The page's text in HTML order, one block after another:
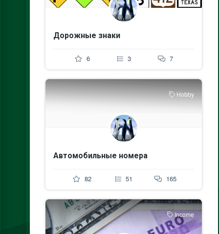
Дорожные знаки
6 3 7
Hobby
Автомобильные номера
82 51 165
Income